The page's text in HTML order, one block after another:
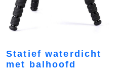
Statief waterdicht
met balhoofd